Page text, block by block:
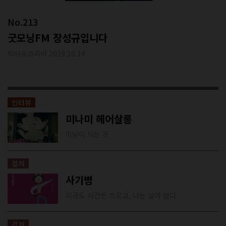
No.213
굿모닝FM 장성규입니다
인터뷰
미나미 헤어살롱
컬쳐
사기병